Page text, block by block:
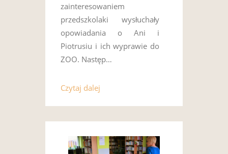
zainteresowaniem
przedszkolaki wysłuchały
opowiadania o Ani i
Piotrusiu i ich wyprawie do
ZOO. Następ…
Czytaj dalej